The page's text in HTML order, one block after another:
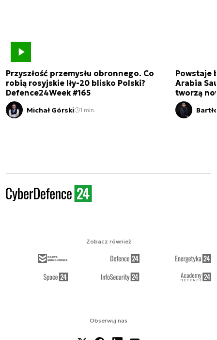
Przyszłość przemysłu obronnego. Co
robią rosyjskie Iły-20 blisko Polski?
Defence24Week #165
Michał Górski 1 min.
Powstaje
Arabia
tworzą
Obserwuj nas
Zobacz również